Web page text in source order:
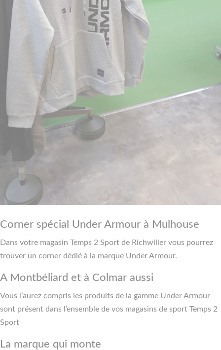
Corner spécial Under Armour à Mulhouse
Dans votre magasin Temps 2 Sport de Richwiller vous pourrez
trouver un corner dédié à la marque Under Armour.
A Montbéliard et à Colmar aussi
Vous l’aurez compris les produits de la gamme Under Armour
sont présent dans l’ensemble de vos magasins de sport Temps 2
Sport
La marque qui monte